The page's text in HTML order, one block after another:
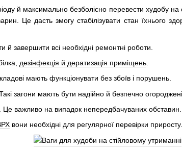
й максимально безболісно перевести худобу на
Це дасть змогу стабілізувати стан їхнього
й завершити всі необхідні ремонтні роботи.
дезінфекція й дератизація приміщень
мають функціонувати без збоїв і порушень.
загони мають бути надійно й безпечно огороджені.
важливо на випадок непередбачуваних обставин.
вони необхідні для регулярної перевірки приросту.